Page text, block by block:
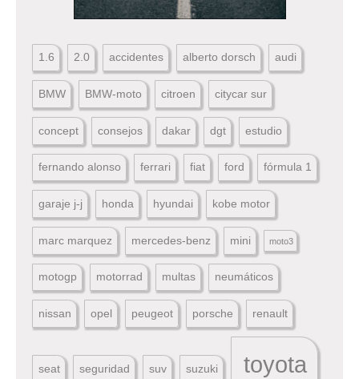
1.6 2.0 accidentes alberto dorsch audi
BMW BMW-moto citroen citycar sur
concept consejos dakar dgt estudio
fernando alonso ferrari fiat ford fórmula 1
garaje j-j honda hyundai kobe motor
marc marquez mercedes-benz mini moto3
motogp motorrad multas neumáticos
nissan opel peugeot porsche renault
seat seguridad suv suzuki toyota